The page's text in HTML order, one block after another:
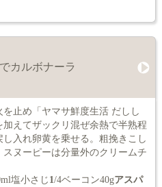
カルボナーラ
止め「ヤマサ鮮度生活 だしし
えてザックリ混ぜ余熱で半熟程
し入れ卵黄を乗せる。粗挽きこし
ヌーピーは分量外のクリームチ
塩小さじ 1 /4ベーコン40gアスパ